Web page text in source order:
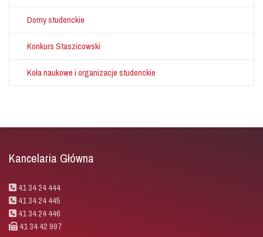
Domy studenckie
Konkurs Staszicowski
Koła naukowe i organizacje studenckie
Kancelaria Główna
41 34 24 444
41 34 24 445
41 34 24 446
41 34 42 997